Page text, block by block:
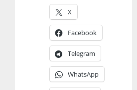
X
Facebook
Telegram
WhatsApp